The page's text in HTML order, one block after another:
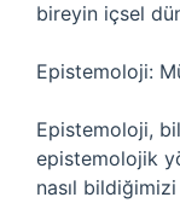
bireyin içsel
Epistemoloji:
Epistemoloji,
epistemolojik
nasıl